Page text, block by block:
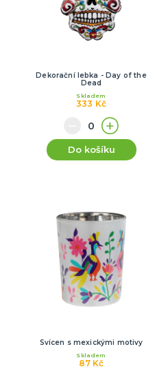
Dekorační lebka - Day of the
Dead
333 Kč
Skladem
Do košíku
Svícen s mexickými motivy
87 Kč
Skladem